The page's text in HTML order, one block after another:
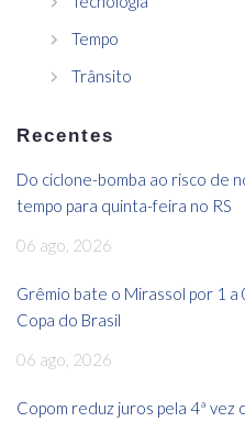
Tempo
Trânsito
Recentes
Do ciclone-bomba ao risco de
tempo para quinta-feira no RS
06 ago, 2026
Grêmio bate o Mirassol por 1
Copa do Brasil
06 ago, 2026
Copom reduz juros pela 4ª vez